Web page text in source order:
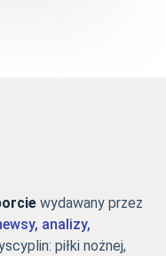
wydawany przez
analizy,
piłki nożnej,